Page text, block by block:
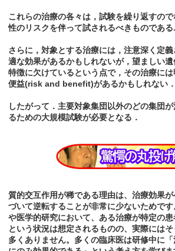
これらの治療の各々は，試験を繰り返すの
性のリスクを伴って試されるべきものである.
さらに，対象とする治療には，注意深く定
適な効果があるかもしれないが，望ましい
特徴に欠けているという点で，その治療に
便益(risk and benefit)があるかもしれない．
したがって．主要対象集団以外のどの集団
るための大規模試験が必要となる．
質的交互作用が稀である理由は、治療効果
づいて逆転することが非常に少ないためで
や医学的研究において、ある治療が特定の
という状況は想定されるものの、実際には
多くありません。多くの臨床医は研修中に